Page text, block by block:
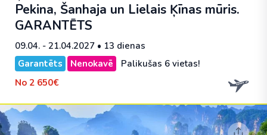
Pekina, Šanhaja un Lielais Ķīnas mūris.
GARANTĒTS
09.04. - 21.04.2027 • 13 dienas
Garantēts
Nenokavē
Palikušas 6 vietas!
No 2 650€